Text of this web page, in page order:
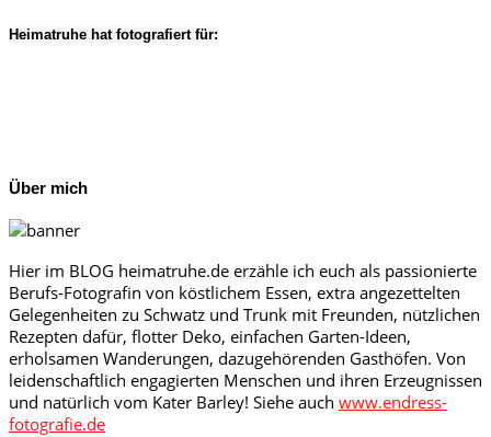
Heimatruhe hat fotografiert für:
Über mich
Hier im BLOG heimatruhe.de erzähle ich euch als passionierte
Berufs-Fotografin von köstlichem Essen, extra angezettelten
Gelegenheiten zu Schwatz und Trunk mit Freunden, nützlichen
Rezepten dafür, flotter Deko, einfachen Garten-Ideen,
erholsamen Wanderungen, dazugehörenden Gasthöfen. Von
leidenschaftlich engagierten Menschen und ihren Erzeugnissen
und natürlich vom Kater Barley! Siehe auch www.endress-
fotografie.de